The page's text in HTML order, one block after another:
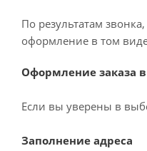
По результатам
оформление в том
Оформление заказа
Если вы уверены в
Заполнение адреса